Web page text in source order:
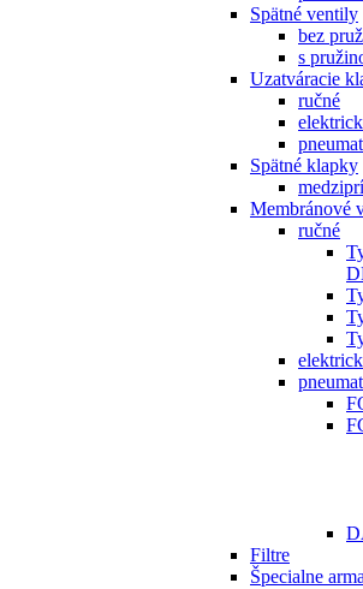
Spätné ventily
bez
s
Uzatváracie
ručné
Spätné klapky
Membránové
ručné
Filtre
Špecialne